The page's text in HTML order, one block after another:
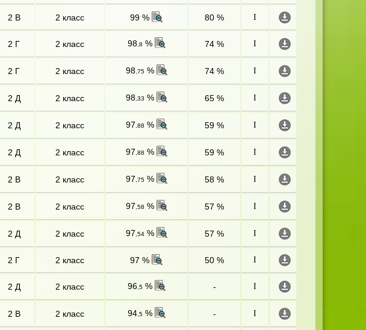
2 В 2 класс 99 % 80 % I
2 Г 2 класс 98,8 % 74 % I
2 Г 2 класс 98,75% 74 % I
2 Д 2 класс 98,33 % 65 % I
2 Д 2 класс 97 ,88 % 59 % I
2 Д 2 класс 97 ,88 % 59 % I
2 В 2 класс 97 ,75% 58 % I
2 В 2 класс 97 ,58 % 57 % I
2 Д 2 класс 97 ,54% 57 % I
2 Г 2 класс 97 % 50 % I
2 Д 2 класс 96,5% - I
2 В 2 класс 94,5% - I